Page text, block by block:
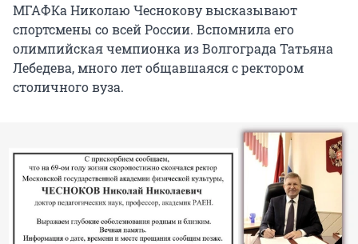
МГАФКа Николаю Чеснокову высказывают
спортсмены со всей России. Вспомнила его
олимпийская чемпионка из Волгограда Татьяна
Лебедева, много лет общавшаяся с ректором
столичного вуза.